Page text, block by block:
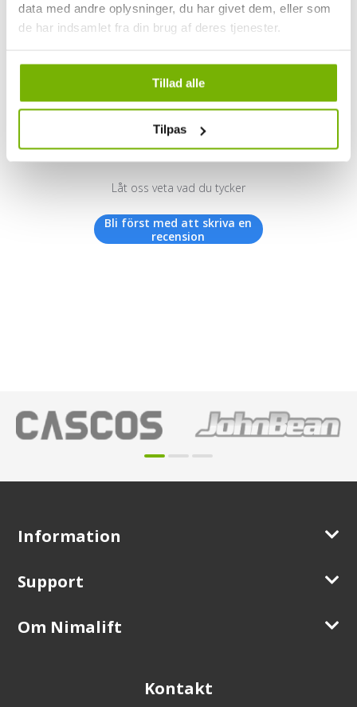
data med andre oplysninger, du har givet dem, eller som
de har indsamlet fra din brug af deres tjenester.
Tillad alle
Tilpas
Vi letar efter stjärnor!
Låt oss veta vad du tycker
Bli först med att skriva en
recension
Information
Support
Om Nimalift
Kontakt